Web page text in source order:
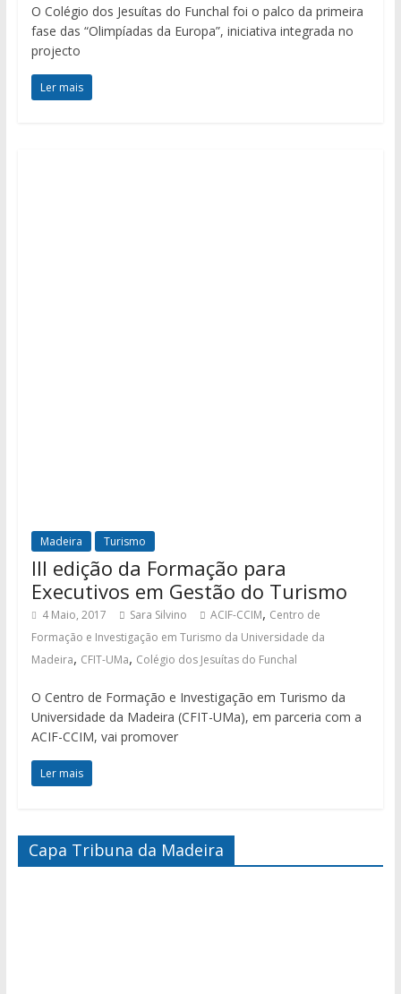
O Colégio dos Jesuítas do Funchal foi o palco da primeira
fase das “Olimpíadas da Europa”, iniciativa integrada no
projecto
Ler mais
Madeira Turismo
III edição da Formação para
Executivos em Gestão do Turismo
4 Maio, 2017 Sara Silvino ACIF-CCIM, Centro de
Formação e Investigação em Turismo da Universidade da
Madeira, CFIT-UMa, Colégio dos Jesuítas do Funchal
O Centro de Formação e Investigação em Turismo da
Universidade da Madeira (CFIT-UMa), em parceria com a
ACIF-CCIM, vai promover
Ler mais
Capa Tribuna da Madeira